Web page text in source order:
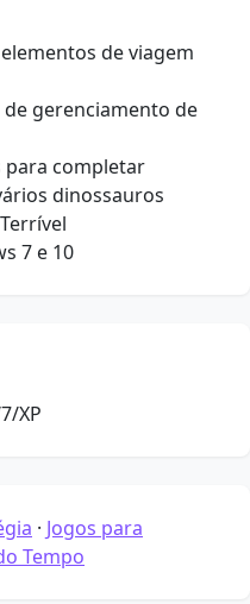
de viagem
gerenciamento de
para completar
dinossauros
7 e 10
XP
· Jogos para
Tempo